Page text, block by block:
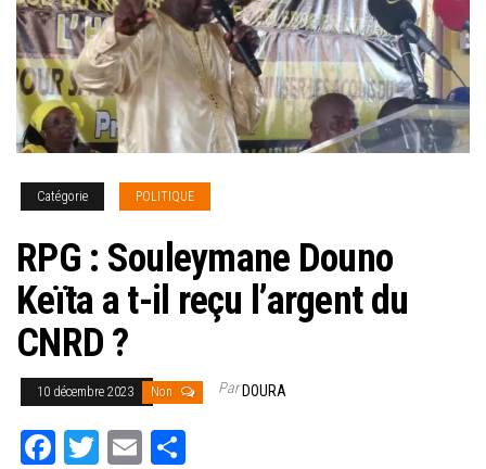
Catégorie POLITIQUE
RPG : Souleymane Douno
Keïta a t-il reçu l’argent du
CNRD ?
10 décembre 2023 Non ParDOURA
Fa T
E